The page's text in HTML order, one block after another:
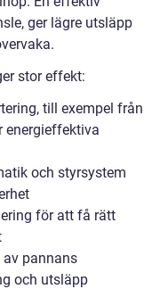
ger lägre utsläpp
stor effekt:
till exempel från
energieffektiva
och styrsystem
för att få rätt
pannans
och utsläpp